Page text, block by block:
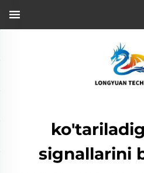
signallarini